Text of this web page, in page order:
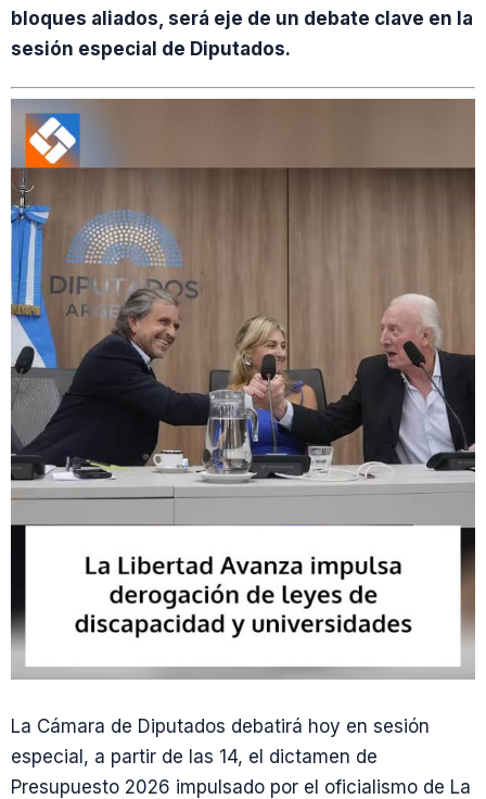
bloques aliados, será eje de un debate clave en la
sesión especial de Diputados.
La Cámara de Diputados debatirá hoy en sesión
especial, a partir de las 14, el dictamen de
Presupuesto 2026 impulsado por el oficialismo de La